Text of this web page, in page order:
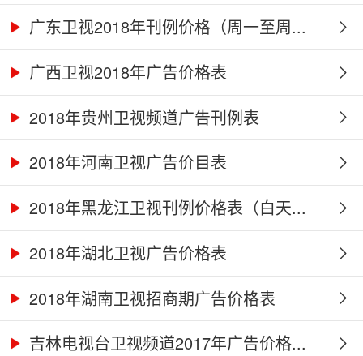
广东卫视2018年刊例价格（周一至周...
广西卫视2018年广告价格表
2018年贵州卫视频道广告刊例表
2018年河南卫视广告价目表
2018年黑龙江卫视刊例价格表（白天...
2018年湖北卫视广告价格表
2018年湖南卫视招商期广告价格表
吉林电视台卫视频道2017年广告价格...